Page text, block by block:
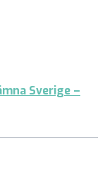
Sverige –